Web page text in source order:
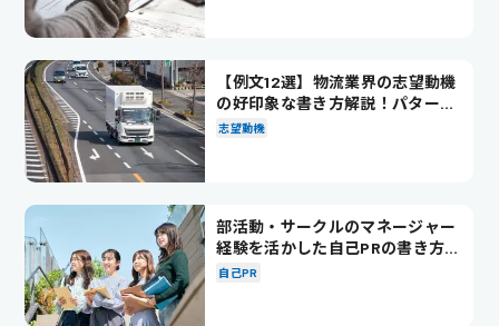
【例文12選】物流業界の志望動機
の好印象な書き方解説！パターン
別の例文も紹介
志望動機
部活動・サークルのマネージャー
経験を活かした自己PRの書き方を
徹底解説！
自己PR